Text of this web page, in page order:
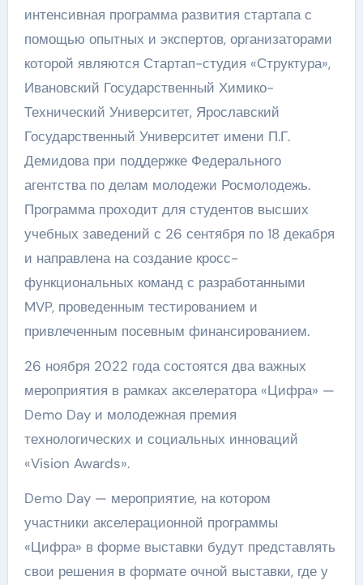
интенсивная программа развития стартапа с
помощью опытных и экспертов, организаторами
которой являются Стартап-студия «Структура»,
Ивановский Государственный Химико-
Технический Университет, Ярославский
Государственный Университет имени П.Г.
Демидова при поддержке Федерального
агентства по делам молодежи Росмолодежь.
Программа проходит для студентов высших
учебных заведений с 26 сентября по 18 декабря
и направлена на создание кросс-
функциональных команд с разработанными
MVP, проведенным тестированием и
привлеченным посевным финансированием.
26 ноября 2022 года состоятся два важных
мероприятия в рамках акселератора «Цифра» —
Demo Day и молодежная премия
технологических и социальных инноваций
«Vision Awards».
Demo Day — мероприятие, на котором
участники акселерационной программы
«Цифра» в форме выставки будут представлять
свои решения в формате очной выставки, где у